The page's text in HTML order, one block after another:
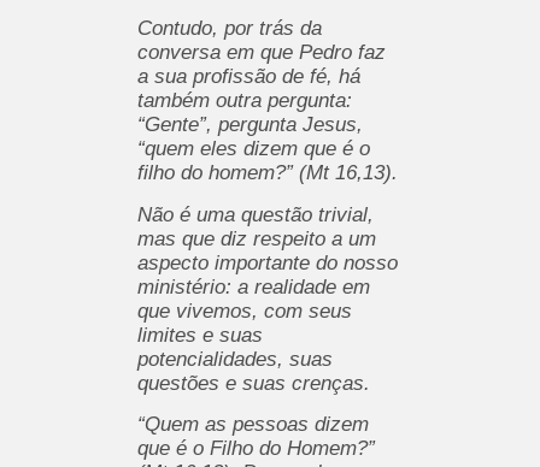
Contudo, por trás da
conversa em que Pedro faz
a sua profissão de fé, há
também outra pergunta:
“Gente”, pergunta Jesus,
“quem eles dizem que é o
filho do homem?” (Mt 16,13).
Não é uma questão trivial,
mas que diz respeito a um
aspecto importante do nosso
ministério: a realidade em
que vivemos, com seus
limites e suas
potencialidades, suas
questões e suas crenças.
“Quem as pessoas dizem
que é o Filho do Homem?”